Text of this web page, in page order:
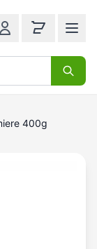
400g